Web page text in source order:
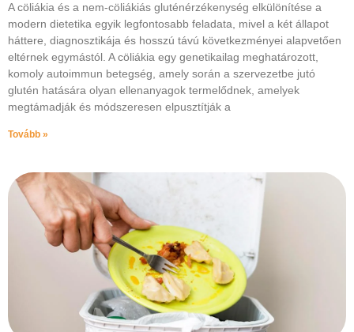
A cöliákia és a nem-cöliákiás gluténérzékenység elkülönítése a
modern dietetika egyik legfontosabb feladata, mivel a két állapot
háttere, diagnosztikája és hosszú távú következményei alapvetően
eltérnek egymástól. A cöliákia egy genetikailag meghatározott,
komoly autoimmun betegség, amely során a szervezetbe jutó
glutén hatására olyan ellenanyagok termelődnek, amelyek
megtámadják és módszeresen elpusztítják a
Tovább »